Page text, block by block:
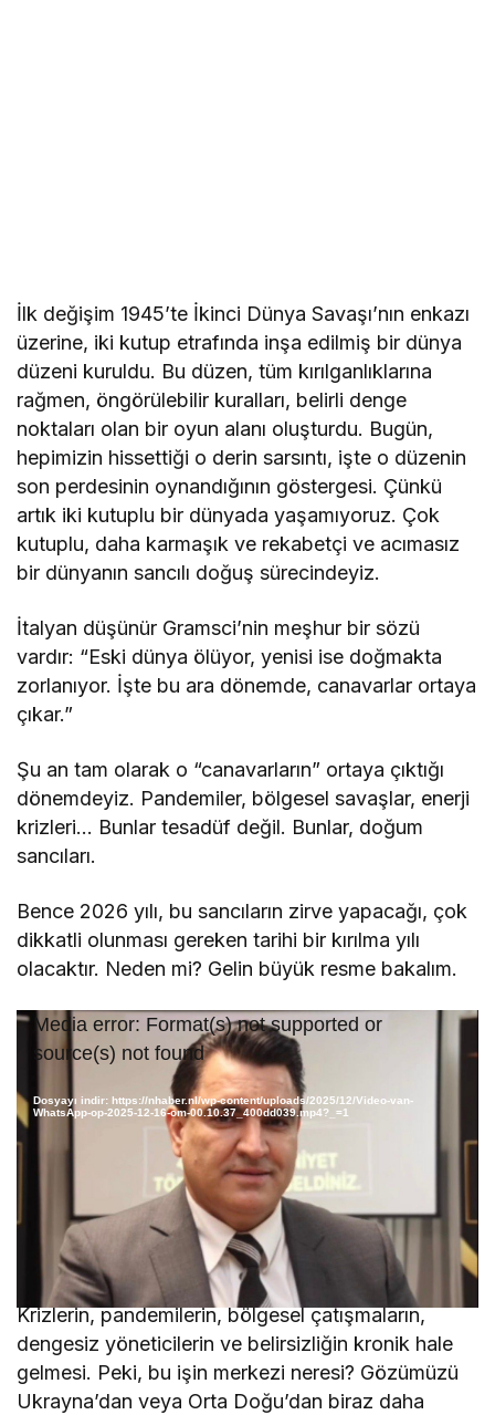
İlk değişim 1945’te İkinci Dünya Savaşı’nın enkazı
üzerine, iki kutup etrafında inşa edilmiş bir dünya
düzeni kuruldu. Bu düzen, tüm kırılganlıklarına
rağmen, öngörülebilir kuralları, belirli denge
noktaları olan bir oyun alanı oluşturdu. Bugün,
hepimizin hissettiği o derin sarsıntı, işte o düzenin
son perdesinin oynandığının göstergesi. Çünkü
artık iki kutuplu bir dünyada yaşamıyoruz. Çok
kutuplu, daha karmaşık ve rekabetçi ve acımasız
bir dünyanın sancılı doğuş sürecindeyiz.
İtalyan düşünür Gramsci’nin meşhur bir sözü
vardır: “Eski dünya ölüyor, yenisi ise doğmakta
zorlanıyor. İşte bu ara dönemde, canavarlar ortaya
çıkar.”
Şu an tam olarak o “canavarların” ortaya çıktığı
dönemdeyiz. Pandemiler, bölgesel savaşlar, enerji
krizleri… Bunlar tesadüf değil. Bunlar, doğum
sancıları.
Bence 2026 yılı, bu sancıların zirve yapacağı, çok
dikkatli olunması gereken tarihi bir kırılma yılı
olacaktır. Neden mi? Gelin büyük resme bakalım.
Video
oynatıcı
Media error: Format(s) not supported or
source(s) not found
Dosyayı indir: https://nhaber.nl/wp-content/uploads/2025/12/Video-van-
WhatsApp-op-2025-12-16-om-00.10.37_400dd039.mp4?_=1
Bu “ara geçiş” döneminin karakteristiği nedir?
Krizlerin, pandemilerin, bölgesel çatışmaların,
dengesiz yöneticilerin ve belirsizliğin kronik hale
gelmesi. Peki, bu işin merkezi neresi? Gözümüzü
Ukrayna’dan veya Orta Doğu’dan biraz daha